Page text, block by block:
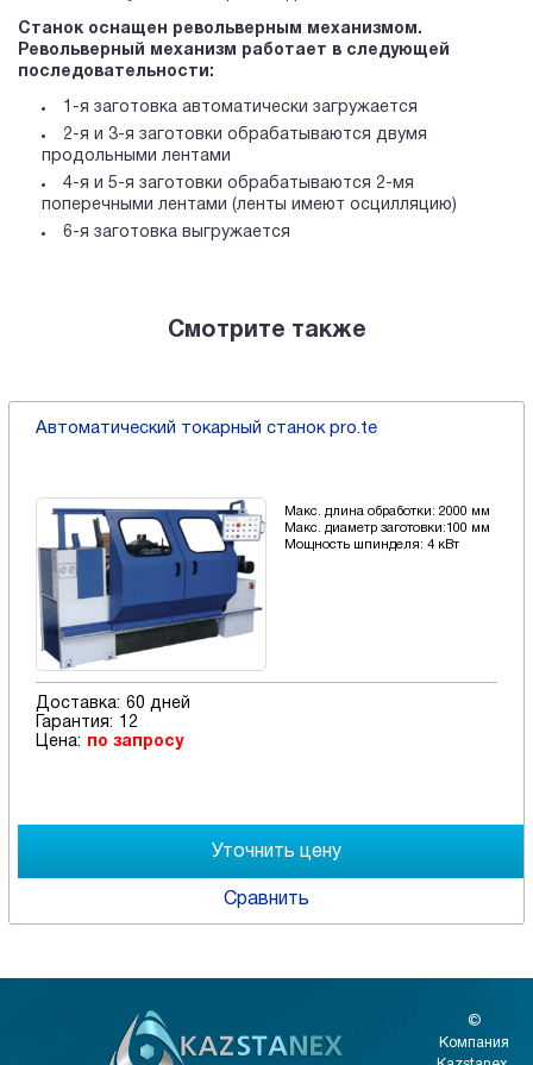
Станок оснащен револьверным механизмом.
Револьверный механизм работает в следующей
последовательности:
1-я заготовка автоматически загружается
2-я и 3-я заготовки обрабатываются двумя
продольными лентами
4-я и 5-я заготовки обрабатываются 2-мя
поперечными лентами (ленты имеют осцилляцию)
6-я заготовка выгружается
Смотрите также
Автоматический токарный станок pro.te
Макс. длина обработки: 2000 мм
Макс. диаметр заготовки:100 мм
Мощность шпинделя: 4 кВт
Доставка: 60 дней
Гарантия:
12
Цена:
по запросу
Сравнить
©
Компания